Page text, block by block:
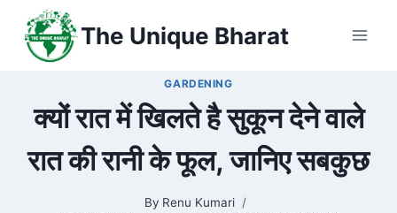
content
The Unique Bharat
GARDENING
क्यों रात में खिलते है सुकून देने वाले
रात की रानी के फूल, जानिए सबकुछ
By Renu Kumari